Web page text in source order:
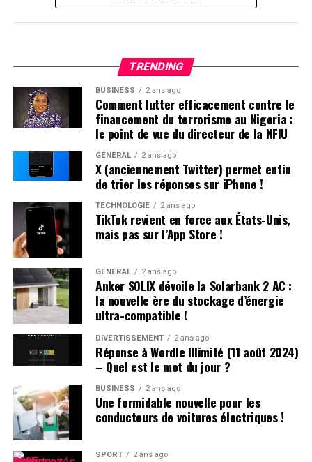
impliquant trois hommes. L’un des participants, avec
des marques visibles sur son manteau, a déclaré avoir
été attaqué au couteau par les deux autres. Ces derniers
ont rejeté les accusations lors de leur interrogatoire.
Déjà sous le coup d’une obligation de quitter le
territoire (OQTF), ils ont reçu une nouvelle OQTF
accompagnée d’une assignation à résidence. La victime
n’a pas porté plainte et était introuvable à son domicile.
Affrontements et Tentative de Vol :
Comparution au Tribunal en Avril
Un autre incident s’est produit à Villeneuve-sur-Lot où
plusieurs individus se sont battus après avoir reçu des
menaces liées à un vol automobile avorté. Le parquet a
décidé de poursuivre trois passagers en leur proposant
une comparution sur reconnaissance préalable de
culpabilité (CRPC). Ils devront se présenter devant le
tribunal local fin avril.
TRENDING
BUSINESS 2 ans ago
Comment lutter efficacement contre le
financement du terrorisme au Nigeria :
le point de vue du directeur de la NFIU
GÉNÉRAL 2 ans ago
X (anciennement Twitter) permet enfin
de trier les réponses sur iPhone !
TECHNOLOGIE 2 ans ago
TikTok revient en force aux États-Unis,
mais pas sur l’App Store !
GÉNÉRAL 2 ans ago
Anker SOLIX dévoile la Solarbank 2 AC :
la nouvelle ère du stockage d’énergie
ultra-compatible !
DIVERTISSEMENT 2 ans ago
Réponse à Wordle Illimité (11 août 2024)
– Quel est le mot du jour ?
BUSINESS 2 ans ago
Une formidable nouvelle pour les
conducteurs de voitures électriques !
SPORT 2 ans ago